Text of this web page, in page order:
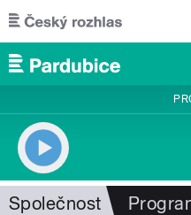
Přejít k hlavnímu obsahu
Společnost